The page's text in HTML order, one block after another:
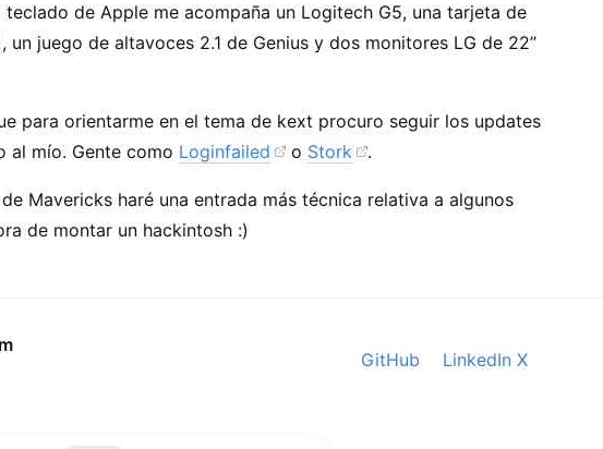
de Apple me acompaña un Logitech G5, una tarjeta de
juego de altavoces 2.1 de Genius y dos monitores LG de 22’’
para orientarme en el tema de kext procuro seguir los updates
al mío. Gente como Loginfailed o Stork .
Mavericks haré una entrada más técnica relativa a algunos
de montar un hackintosh :)
GitHub LinkedIn X